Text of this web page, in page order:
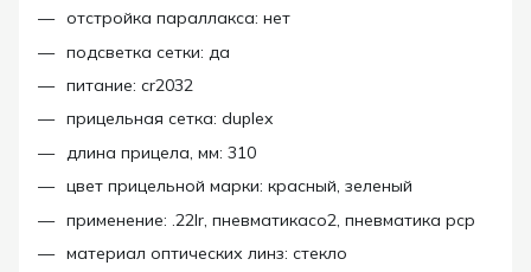
отстройка параллакса: нет
подсветка сетки: да
питание: cr2032
прицельная сетка: duplex
длина прицела, мм: 310
цвет прицельной марки: красный, зеленый
применение: .22lr, пневматикасо2, пневматика рср
материал оптических линз: стекло